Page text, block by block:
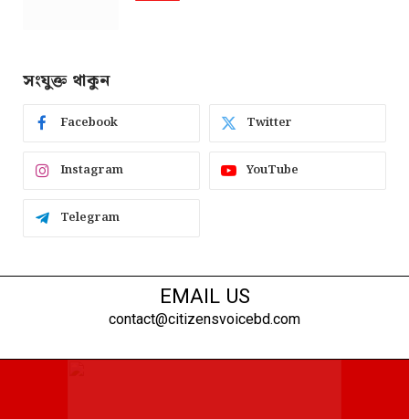
সংযুক্ত থাকুন
Facebook Twitter
Instagram YouTube
Telegram
EMAIL US
contact@citizensvoicebd.com